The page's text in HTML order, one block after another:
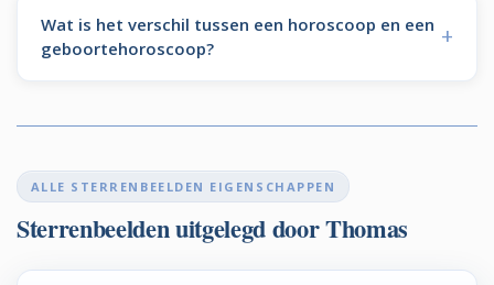
Wat is het verschil tussen een horoscoop en een
geboortehoroscoop?
ALLE STERRENBEELDEN EIGENSCHAPPEN
Sterrenbeelden uitgelegd door Thomas